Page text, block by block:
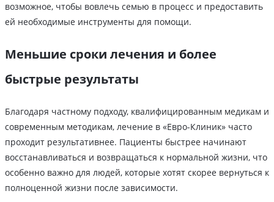
возможное, чтобы вовлечь семью в процесс и предоставить
ей необходимые инструменты для помощи.
Меньшие сроки лечения и более
быстрые результаты
Благодаря частному подходу, квалифицированным медикам и
современным методикам, лечение в «Евро-Клиник» часто
проходит результативнее. Пациенты быстрее начинают
восстанавливаться и возвращаться к нормальной жизни, что
особенно важно для людей, которые хотят скорее вернуться к
полноценной жизни после зависимости.